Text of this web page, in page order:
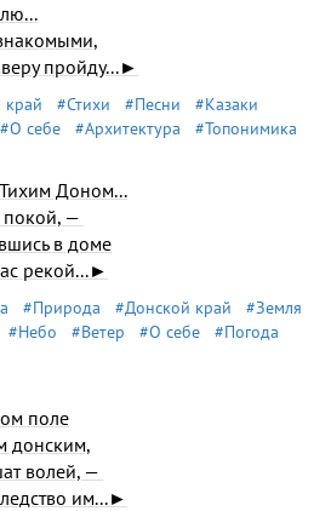
пройду...►
край #Стихи #Песни
#Казаки
#О себе #Архитектура #Топонимика
Доном...
—
в доме
рекой...►
#Природа #Донской край
#Земля
#Небо #Ветер #О себе
#Погода
поле
донским,
волей, —
им...►